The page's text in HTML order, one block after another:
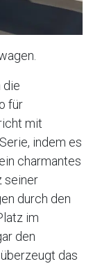
die
für
mit
indem es
charmantes
seiner
durch den
im
den
das